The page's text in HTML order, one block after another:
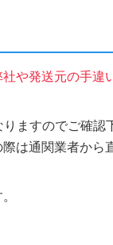
や発送元の手違
ますのでご確
は通関業者から